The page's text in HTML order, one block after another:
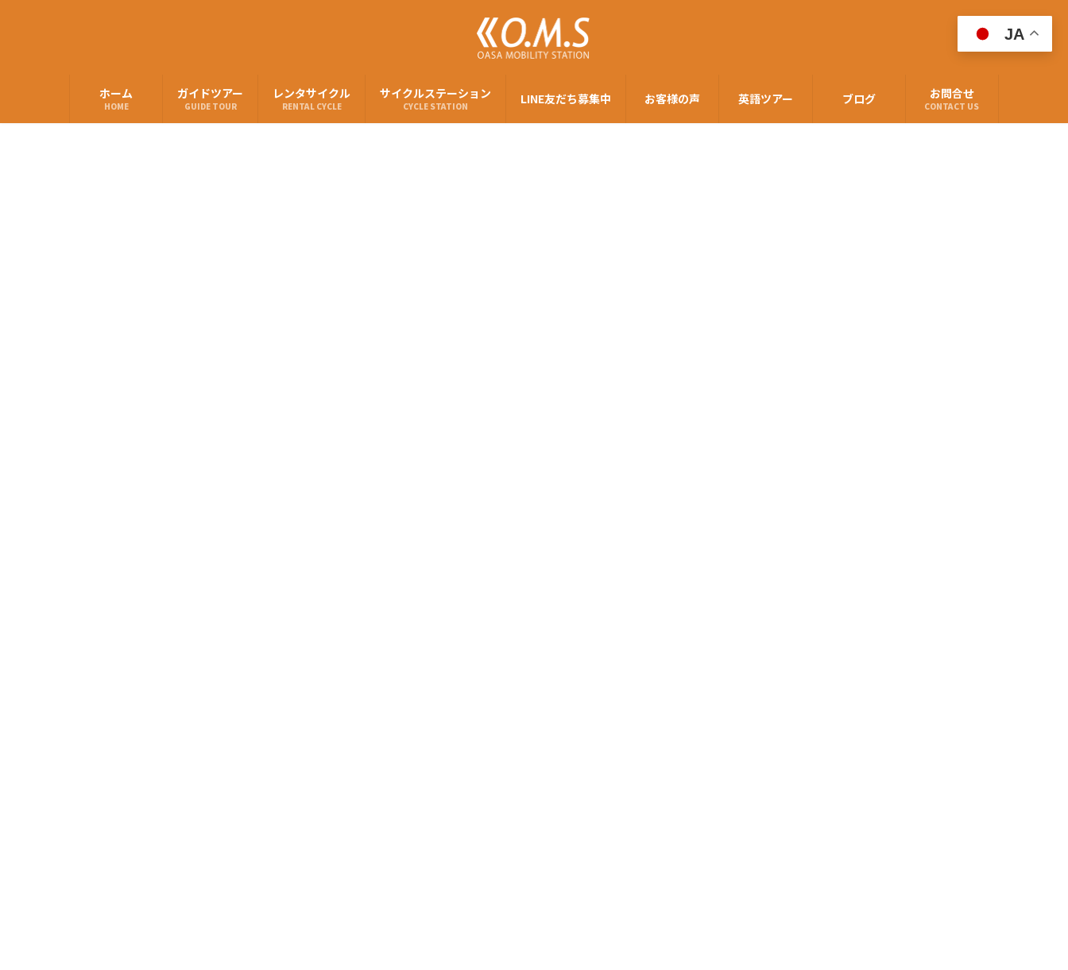
ホーム
HOME
ガイドツアー
GUIDE TOUR
レンタサイクル
RENTAL CYCLE
サイクルステーション
CYCLE STATION LINE友だち募集中 お客様の声 英語ツアー ブログ お問合せ
CONTACT US
JA